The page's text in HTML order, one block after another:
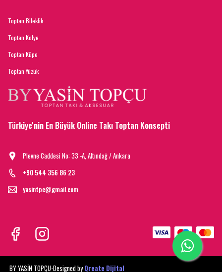
Toptan Bileklik
Toptan Kolye
Toptan Küpe
Toptan Yüzük
Türkiye'nin En Büyük Online Takı Toptan Konsepti
Plevne Caddesi No: 33 -A, Altındağ / Ankara
+90 544 356 86 23
yasintpc@gmail.com
BY YASİN TOPÇU-Designed byQreate Dijital